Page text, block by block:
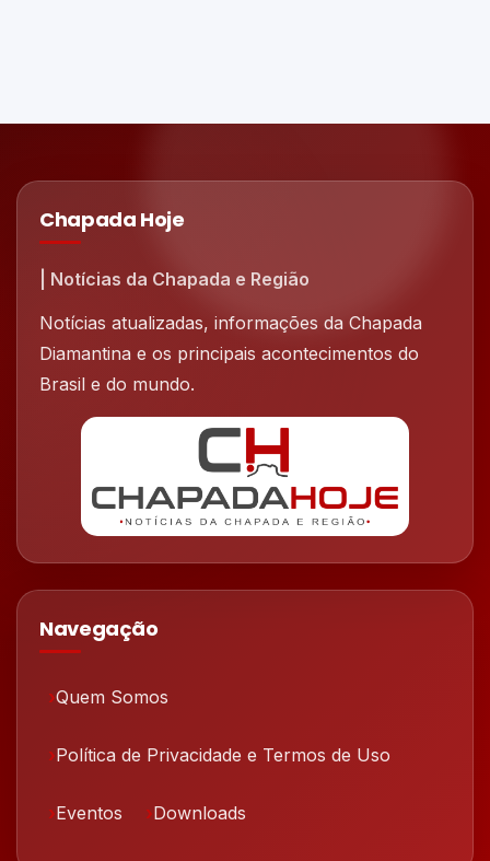
Chapada Hoje
| Notícias da Chapada e Região
Notícias atualizadas, informações da Chapada
Diamantina e os principais acontecimentos do
Brasil e do mundo.
Navegação
Quem Somos
Política de Privacidade e Termos de Uso
Eventos Downloads